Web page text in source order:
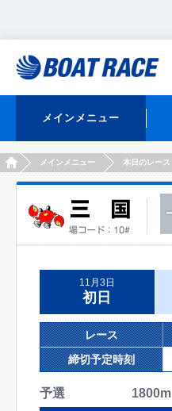
メインメニュー
HOMEメインメニュー 本日のレース
11月3日
初日
レース
締切予定時刻
予選 1800m